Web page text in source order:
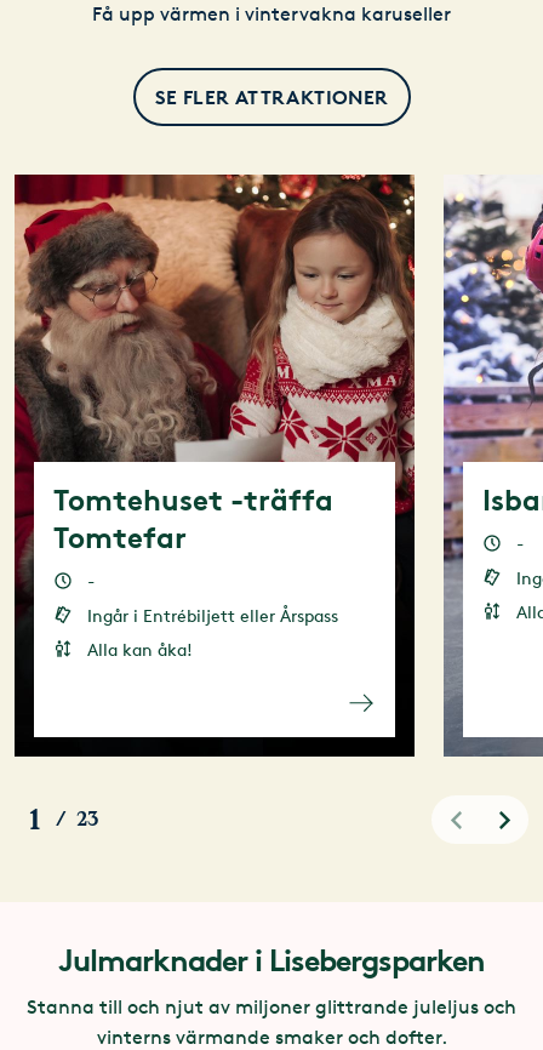
Få upp värmen i vintervakna karuseller
SE FLER ATTRAKTIONER
Tomtehuset -träffa
Tomtefar
-
Ingår i Entrébiljett eller Årspass
Alla kan åka!
-
1 / 23
Julmarknader i Lisebergsparken
Stanna till och njut av miljoner glittrande juleljus och
vinterns värmande smaker och dofter.